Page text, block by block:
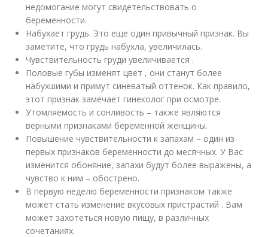
недомогание могут свидетельствовать о
беременности.
Набухает грудь. Это еще один привычный признак. Вы
заметите, что грудь набухла, увеличилась.
Чувствительность груди увеличивается .
Половые губы изменят цвет , они станут более
набухшими и примут синеватый оттенок. Как правило,
этот признак замечает гинеколог при осмотре.
Утомляемость и сонливость – также являются
верными признаками беременной женщины.
Повышение чувствительности к запахам – один из
первых признаков беременности до месячных. У Вас
изменится обоняние, запахи будут более выражены, а
чувство к ним – обострено.
В первую неделю беременности признаком также
может стать изменение вкусовых пристрастий . Вам
может захотеться новую пищу, в различных
сочетаниях.